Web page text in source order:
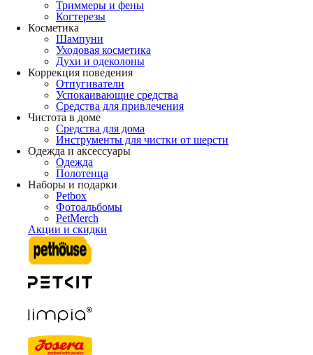
Триммеры и фены
Когтерезы
Косметика
Шампуни
Уходовая косметика
Духи и одеколоны
Коррекция поведения
Отпугиватели
Успокаивающие средства
Средства для привлечения
Чистота в доме
Средства для дома
Инструменты для чистки от шерсти
Одежда и аксессуары
Одежда
Полотенца
Наборы и подарки
Petbox
Фотоальбомы
PetMerch
Акции и скидки